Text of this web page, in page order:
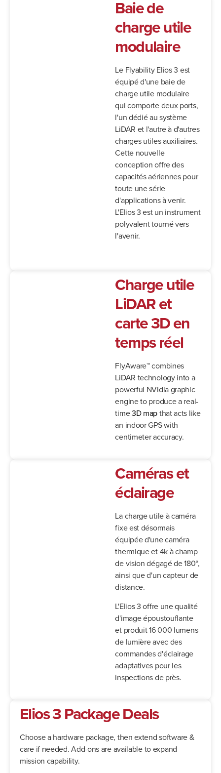
Baie de
charge utile
modulaire
Le Flyability Elios 3 est
équipé d'une baie de
charge utile modulaire
qui comporte deux ports,
l'un dédié au système
LiDAR et l'autre à d'autres
charges utiles auxiliaires.
Cette nouvelle
conception offre des
capacités aériennes pour
toute une série
d'applications à venir.
L'Elios 3 est un instrument
polyvalent tourné vers
l'avenir.
Charge utile
LiDAR et
carte 3D en
temps réel
FlyAware™ combines
LiDAR technology into a
powerful NVidia graphic
engine to produce a real-
time3D mapthat acts like
an indoor GPS with
centimeter accuracy.
Caméras et
éclairage
La charge utile à caméra
fixe est désormais
équipée d'une caméra
thermique et 4k à champ
de vision dégagé de 180°,
ainsi que d'un capteur de
distance.
L'Elios 3 offre une qualité
d'image époustouflante
et produit 16 000 lumens
de lumière avec des
commandes d'éclairage
adaptatives pour les
inspections de près.
Elios 3 Package Deals
Choose a hardware package, then extend software &
care if needed. Add-ons are available to expand
mission capability.